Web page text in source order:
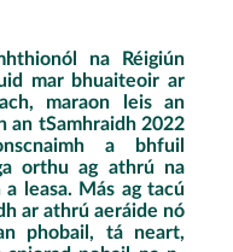
na Réigiún
mar bhuaiteoir ar
maraon leis an
an tSamhraidh 2022
a bhfuil
orthu ag athrú na
leasa. Más ag tacú
ar athrú aeráide nó
phobail, tá neart,